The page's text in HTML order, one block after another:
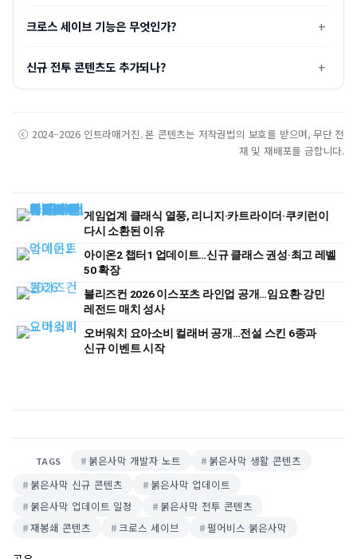
크로스 세이브 기능은 무엇인가?
신규 전투 콘텐츠도 추가되나?
ⓒ 2024–2026 인트라매거진. 본 콘텐츠는 저작권법의 보호를 받으며, 무단 전
재 및 재배포를 금합니다.
게임업계 클래식 열풍, 리니지·카트라이더·쿠키런이
다시 소환된 이유
아이온2 챕터1 업데이트…신규 클래스 권성·최고 레벨
50 확장
블리즈컨 2026 이스포츠 라인업 공개…임요환·강민
레전드 매치 성사
오버워치 요아소비 컬래버 공개…전설 스킨 6종과
신규 이벤트 시작
TAGS 붉은사막 개발자 노트
붉은사막 생활 콘텐츠
붉은사막 신규 콘텐츠
붉은사막 업데이트
붉은사막 업데이트 일정
붉은사막 전투 콘텐츠
재봉쇄 콘텐츠
크로스 세이브 펄어비스 붉은사막